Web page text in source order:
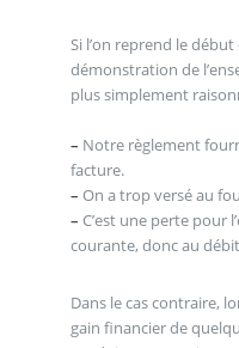
Si l’on reprend le
démonstration de
plus simplement
– Notre règlement
facture.
– On a trop versé au
– C’est une perte pour
courante, donc au
Dans le cas contraire,
gain financier de